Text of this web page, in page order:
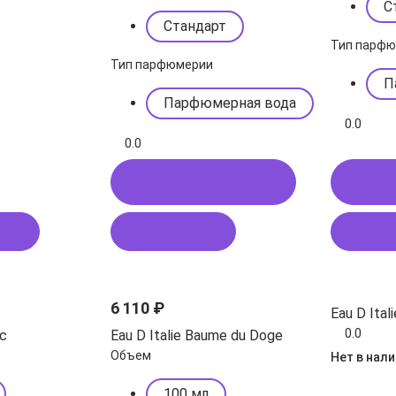
Стандарт
Тип парфюмерии
Парфюмерная вода
0.0
Тип
0.0
6 110 ₽
Eau D Italie Baume du Doge
Объем
Eau D
0.0
Нет в